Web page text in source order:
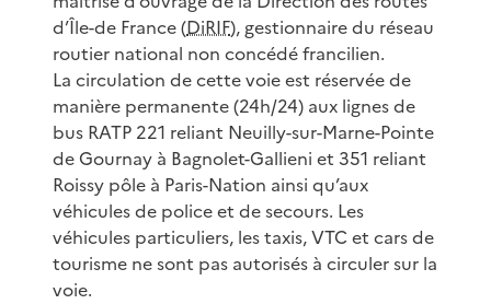
d’Île-de­ France (DiRIF), gestionnaire du réseau
routier national non concédé francilien.
La circulation de cette voie est réservée de
manière permanente (24h/24) aux lignes de
bus RATP 221 reliant Neuilly-sur-Marne-Pointe
de Gournay à Bagnolet-Gallieni et 351 reliant
Roissy pôle à Paris-Nation ainsi qu’aux
véhicules de police et de secours. Les
véhicules particuliers, les taxis, VTC et cars de
tourisme ne sont pas autorisés à circuler sur la
voie.